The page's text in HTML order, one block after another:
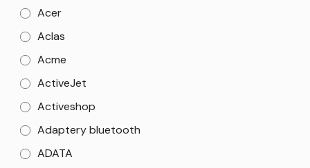
Acer
Aclas
Acme
ActiveJet
Activeshop
Adaptery bluetooth
ADATA